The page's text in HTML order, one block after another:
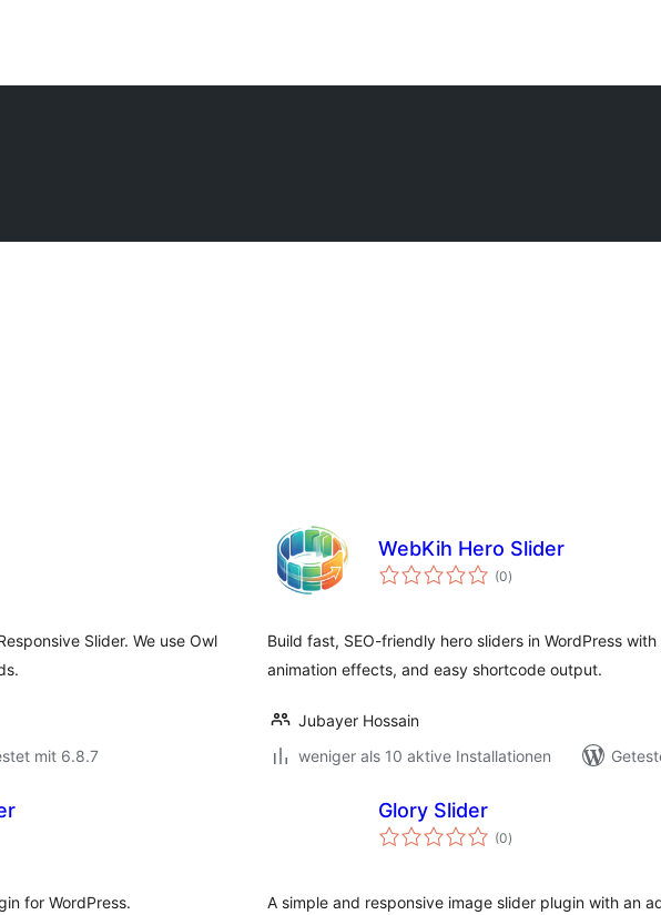
Slider. We use Owl
mit 6.8.7
WebKih Hero Slider
(0Bewertungen
insgesamt
)
Build fast, SEO-friendly hero sliders in WordPress
animation effects, and easy shortcode output.
Jubayer Hossain
weniger als 10 aktive Installationen
for WordPress.
Glory Slider
(0Bewertungen
insgesamt
)
A simple and responsive image slider plugin with an